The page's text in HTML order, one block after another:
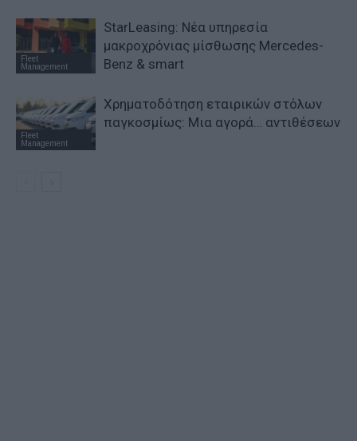
Fleet
Management
StarLeasing: Νέα υπηρεσία
μακροχρόνιας μίσθωσης Mercedes-
Benz & smart
Fleet
Management
Χρηματοδότηση εταιρικών στόλων
παγκοσμίως: Μια αγορά… αντιθέσεων